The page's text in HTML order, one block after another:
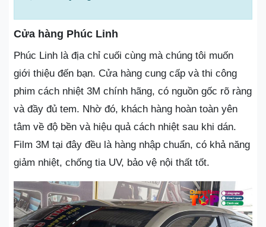
Cửa hàng Phúc Linh
Phúc Linh là địa chỉ cuối cùng mà chúng tôi muốn
giới thiệu đến bạn. Cửa hàng cung cấp và thi công
phim cách nhiệt 3M chính hãng, có nguồn gốc rõ ràng
và đầy đủ tem. Nhờ đó, khách hàng hoàn toàn yên
tâm về độ bền và hiệu quả cách nhiệt sau khi dán.
Film 3M tại đây đều là hàng nhập chuẩn, có khả năng
giảm nhiệt, chống tia UV, bảo vệ nội thất tốt.